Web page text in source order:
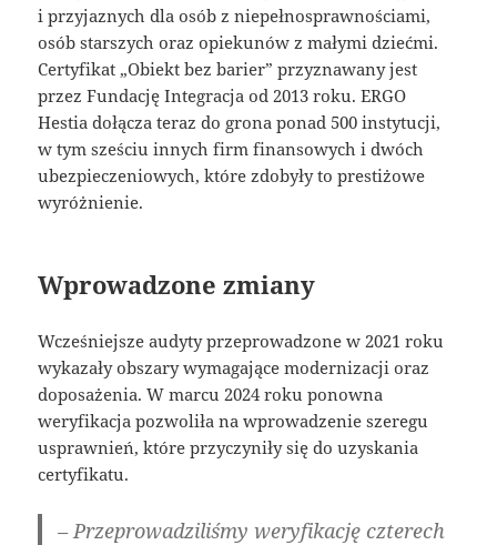
i przyjaznych dla osób z niepełnosprawnościami,
osób starszych oraz opiekunów z małymi dziećmi.
Certyfikat „Obiekt bez barier” przyznawany jest
przez Fundację Integracja od 2013 roku. ERGO
Hestia dołącza teraz do grona ponad 500 instytucji,
w tym sześciu innych firm finansowych i dwóch
ubezpieczeniowych, które zdobyły to prestiżowe
wyróżnienie.
Wprowadzone zmiany
Wcześniejsze audyty przeprowadzone w 2021 roku
wykazały obszary wymagające modernizacji oraz
doposażenia. W marcu 2024 roku ponowna
weryfikacja pozwoliła na wprowadzenie szeregu
usprawnień, które przyczyniły się do uzyskania
certyfikatu.
– Przeprowadziliśmy weryfikację czterech